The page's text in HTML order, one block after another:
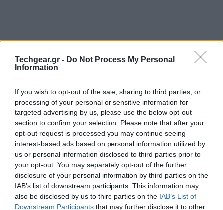
Techgear.gr - Do Not Process My Personal
Information
If you wish to opt-out of the sale, sharing to third parties, or
processing of your personal or sensitive information for
targeted advertising by us, please use the below opt-out
section to confirm your selection. Please note that after your
opt-out request is processed you may continue seeing
interest-based ads based on personal information utilized by
us or personal information disclosed to third parties prior to
your opt-out. You may separately opt-out of the further
disclosure of your personal information by third parties on the
IAB’s list of downstream participants. This information may
also be disclosed by us to third parties on the IAB’s List of
Downstream Participants that may further disclose it to other
Το κομψότατοwebOSsmartphone που βλέπετε
παραπάνω αναπτύχθηκε από την HP αλλά δυστυχώς
αποδείχτηκε ότι δεν ήταν γραφτό του να
κυκλοφορήσει στην αγορά. Θυμίζουμε ότι ηHP
αρχικά πίστευε πολύ στο webOS, οι απογοητευτικές
όμως πωλήσεις των webOS συσκευώνHP
TouchPad,HP VeerκαιHP Pre 3 την ανάγκασαν να